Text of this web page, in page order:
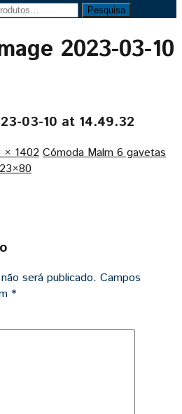
Pesquisa
2023-03-10
03-10 at 14.49.32
× 1402 Cómoda Malm 6 gavetas
será publicado. Campos
*